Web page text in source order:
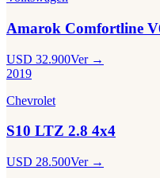
Amarok Comfortline
USD 32.900Ver →
2019
Chevrolet
S10 LTZ 2.8 4x4
USD 28.500Ver →